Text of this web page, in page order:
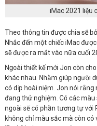
iMac 2021 liệu
Theo thông tin được chia sẽ
Nhắc đến một chiếc iMac
sẽ được ra mắt vào nữa cuối
Ngoài thiết kế mới Jon còn
khác nhau. Nhằm giúp người
có dịp hoài niệm. Jon nói
đang thử nghiệm. Có các màu
ngoài sẽ có phần tương tự với
không chỉ màu sắc mà còn